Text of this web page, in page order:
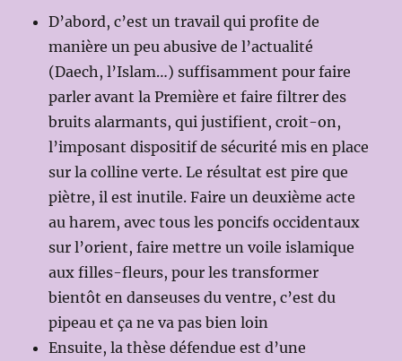
D’abord, c’est un travail qui profite de
manière un peu abusive de l’actualité
(Daech, l’Islam…) suffisamment pour faire
parler avant la Première et faire filtrer des
bruits alarmants, qui justifient, croit-on,
l’imposant dispositif de sécurité mis en place
sur la colline verte. Le résultat est pire que
piètre, il est inutile. Faire un deuxième acte
au harem, avec tous les poncifs occidentaux
sur l’orient, faire mettre un voile islamique
aux filles-fleurs, pour les transformer
bientôt en danseuses du ventre, c’est du
pipeau et ça ne va pas bien loin
Ensuite, la thèse défendue est d’une